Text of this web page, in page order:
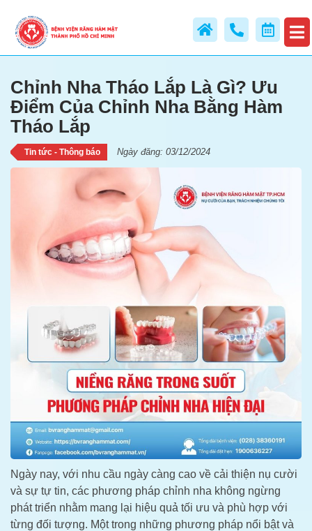
Điểm Của Chỉnh Nha Bằng Hàm
Tháo Lắp
Chỉnh Nha Tháo Lắp Là Gì? Ưu
Điểm Của Chỉnh Nha Bằng Hàm
Tháo Lắp
Tin tức - Thông báo Ngày đăng: 03/12/2024
Ngày nay, với nhu cầu ngày càng cao về cải thiện nụ cười
và sự tự tin, các phương pháp chỉnh nha không ngừng
phát triển nhằm mang lại hiệu quả tối ưu và phù hợp với
từng đối tượng. Một trong những phương pháp nổi bật và